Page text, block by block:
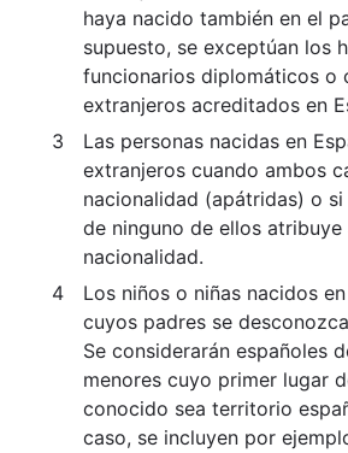
haya nacido también en el
supuesto, se exceptúan los
funcionarios diplomáticos o
extranjeros acreditados en
Las personas nacidas en
extranjeros cuando ambos
nacionalidad (apátridas) o
de ninguno de ellos atribuye
nacionalidad.
Los niños o niñas nacidos
cuyos padres se
Se considerarán españoles
menores cuyo primer lugar
conocido sea territorio
caso, se incluyen por